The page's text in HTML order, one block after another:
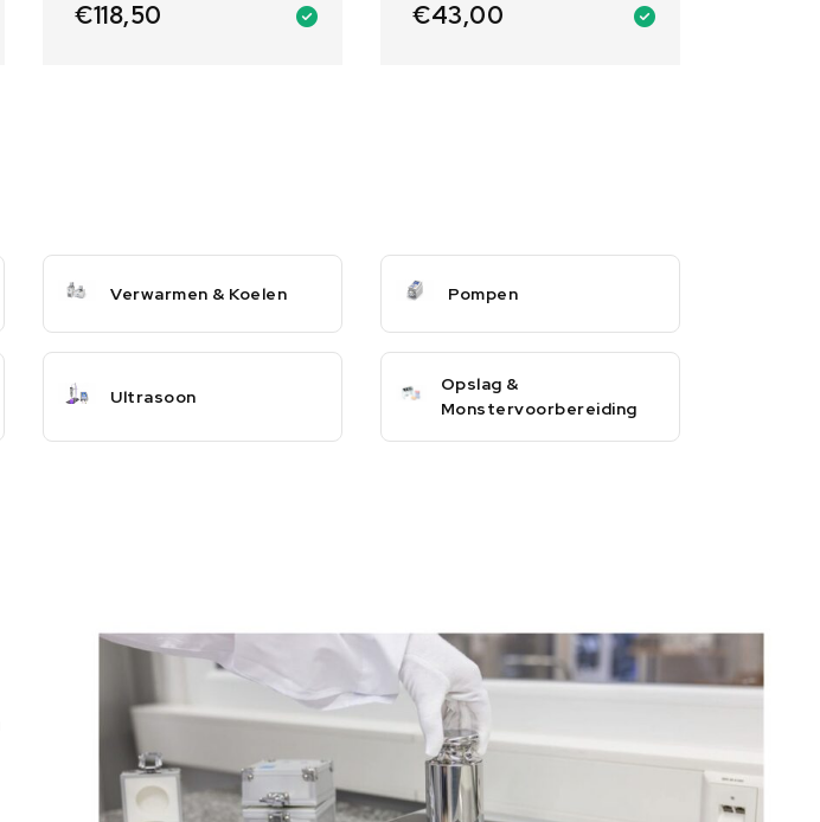
€118,50 €43,00
Verwarmen & Koelen Pompen
Ultrasoon
Opslag &
Monstervoorbereiding